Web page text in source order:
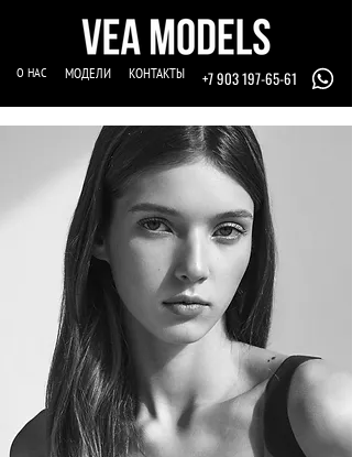
О НАС МОДЕЛИ КОНТАКТЫ +7 903 197-65-61